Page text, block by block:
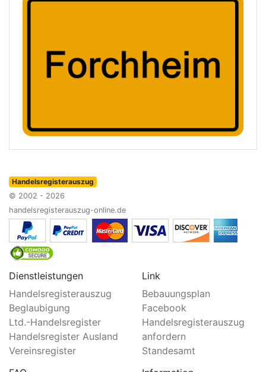
Handelsregisterauszug
© 2002 - 2026
handelsregisterauszug-online.de
Dienstleistungen
Handelsregisterauszug
Beglaubigung
Ltd.-Handelsregister
Handelsregister Ausland
Vereinsregister
Link
Bebauungsplan
Facebook
Handelsregisterauszug
anfordern
Standesamt